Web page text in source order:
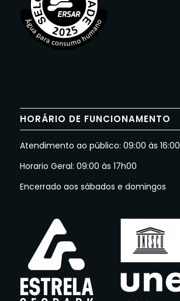
HORÁRIO DE FUNCIONAMENTO
Atendimento ao público: 09:00 às 16:00
Horario Geral: 09:00 às 17h00
Encerrado aos sábados e domingos